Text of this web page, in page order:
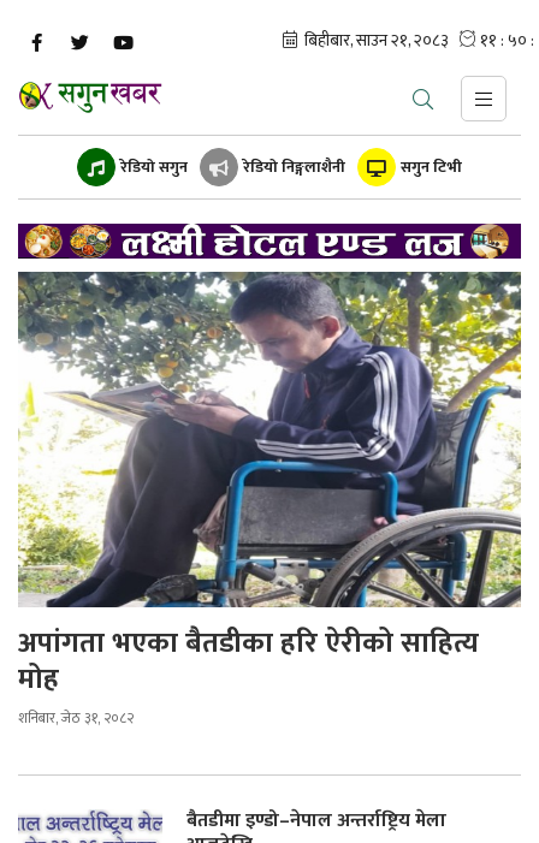
रेडियो सगुन रेडियो निङ्गलाशैनी सगुन टिभी
अपांगता भएका बैतडीका हरि ऐरीको साहित्य
मोह
शनिबार, जेठ ३१, २०८२
बैतडीमा इण्डो–नेपाल अन्तर्राष्ट्रिय मेला